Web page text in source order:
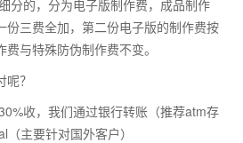
分的，分为电子版制作费，成品制作
份三费全加，第二份电子版的制作费按
与特殊防伪制作费不变。
？
收，我们通过银行转账（推荐atm存
主要针对国外客户）